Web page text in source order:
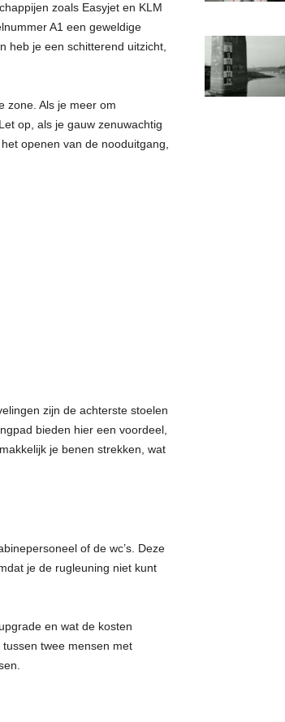
zoals Easyjet en KLM
A1 een geweldige
heb je een schitterend uitzicht,
zone. Als je meer om
op, als je gauw zenuwachtig
openen van de nooduitgang,
zijn de achterste stoelen
bieden hier een voordeel,
je benen strekken, wat
of de wc’s. Deze
je de rugleuning niet kunt
en wat de kosten
twee mensen met